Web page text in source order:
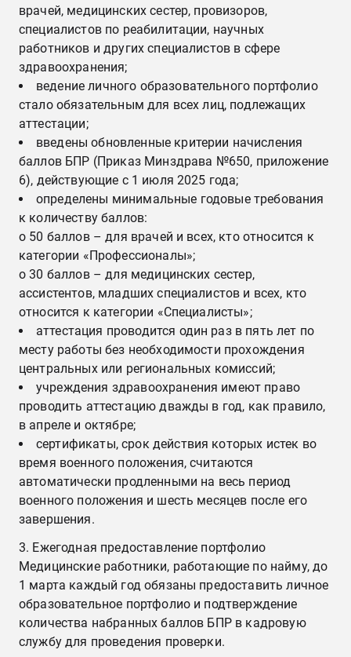
врачей, медицинских сестер, провизоров,
специалистов по реабилитации, научных
работников и других специалистов в сфере
здравоохранения;
ведение личного образовательного портфолио
стало обязательным для всех лиц, подлежащих
аттестации;
введены обновленные критерии начисления
баллов БПР (Приказ Минздрава №650, приложение
6), действующие с 1 июля 2025 года;
определены минимальные годовые требования
к количеству баллов:
o 50 баллов – для врачей и всех, кто относится к
категории «Профессионалы»;
o 30 баллов – для медицинских сестер,
ассистентов, младших специалистов и всех, кто
относится к категории «Специалисты»;
аттестация проводится один раз в пять лет по
месту работы без необходимости прохождения
центральных или региональных комиссий;
учреждения здравоохранения имеют право
проводить аттестацию дважды в год, как правило,
в апреле и октябре;
сертификаты, срок действия которых истек во
время военного положения, считаются
автоматически продленными на весь период
военного положения и шесть месяцев после его
завершения.
3. Ежегодная предоставление портфолио
Медицинские работники, работающие по найму, до
1 марта каждый год обязаны предоставить личное
образовательное портфолио и подтверждение
количества набранных баллов БПР в кадровую
службу для проведения проверки.